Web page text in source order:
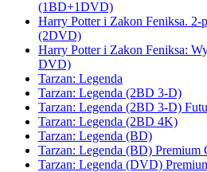
(1BD+1DVD)
Harry Potter i Zakon Feniksa. 2-
(2DVD)
Harry Potter i Zakon Feniksa:
DVD)
Tarzan: Legenda
Tarzan: Legenda (2BD 3-D)
Tarzan: Legenda (2BD 3-D)
Tarzan: Legenda (2BD 4K)
Tarzan: Legenda (BD)
Tarzan: Legenda (BD) Premium
Tarzan: Legenda (DVD)